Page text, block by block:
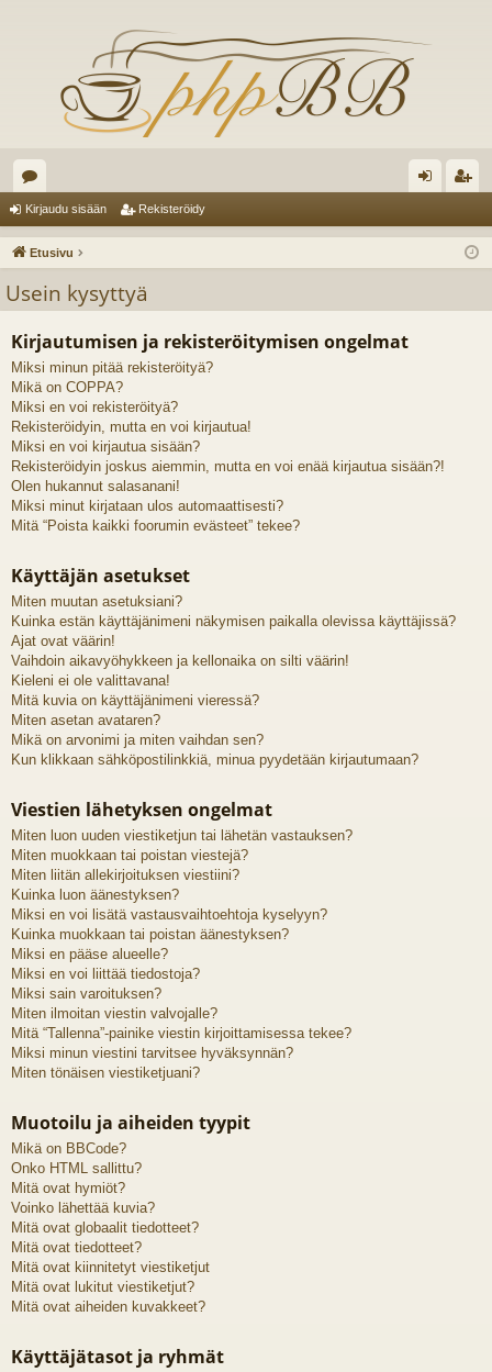
es
ku
el
ua
lu
ee
t
au
si
ist
öi
Kirjaudu sisään Rekisteröidy
Etusivu
Usein kysyttyä
Kirjautumisen ja rekisteröitymisen ongelmat
Miksi minun pitää rekisteröityä?
Mikä on COPPA?
Miksi en voi rekisteröityä?
Rekisteröidyin, mutta en voi kirjautua!
Miksi en voi kirjautua sisään?
Rekisteröidyin joskus aiemmin, mutta en voi enää kirjautua sisään?!
Olen hukannut salasanani!
Miksi minut kirjataan ulos automaattisesti?
Mitä “Poista kaikki foorumin evästeet” tekee?
Käyttäjän asetukset
Miten muutan asetuksiani?
Kuinka estän käyttäjänimeni näkymisen paikalla olevissa käyttäjissä?
Ajat ovat väärin!
Vaihdoin aikavyöhykkeen ja kellonaika on silti väärin!
Kieleni ei ole valittavana!
Mitä kuvia on käyttäjänimeni vieressä?
Miten asetan avataren?
Mikä on arvonimi ja miten vaihdan sen?
Kun klikkaan sähköpostilinkkiä, minua pyydetään kirjautumaan?
Viestien lähetyksen ongelmat
Miten luon uuden viestiketjun tai lähetän vastauksen?
Miten muokkaan tai poistan viestejä?
Miten liitän allekirjoituksen viestiini?
Kuinka luon äänestyksen?
Miksi en voi lisätä vastausvaihtoehtoja kyselyyn?
Kuinka muokkaan tai poistan äänestyksen?
Miksi en pääse alueelle?
Miksi en voi liittää tiedostoja?
Miksi sain varoituksen?
Miten ilmoitan viestin valvojalle?
Mitä “Tallenna”-painike viestin kirjoittamisessa tekee?
Miksi minun viestini tarvitsee hyväksynnän?
Miten tönäisen viestiketjuani?
Muotoilu ja aiheiden tyypit
Mikä on BBCode?
Onko HTML sallittu?
Mitä ovat hymiöt?
Voinko lähettää kuvia?
Mitä ovat globaalit tiedotteet?
Mitä ovat tiedotteet?
Mitä ovat kiinnitetyt viestiketjut
Mitä ovat lukitut viestiketjut?
Mitä ovat aiheiden kuvakkeet?
Käyttäjätasot ja ryhmät